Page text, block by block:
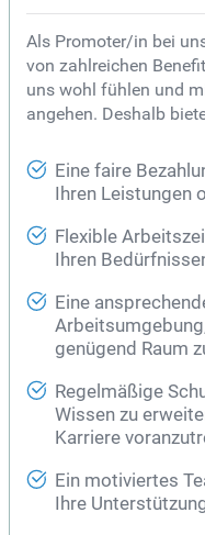
Als Promoter/in bei
von zahlreichen
uns wohl fühlen und
angehen. Deshalb
Eine faire
Ihren Leistungen
Flexible
Ihren
Eine
genügend Raum
Regelmäßige
Wissen zu
Karriere
Ein motiviertes
Ihre